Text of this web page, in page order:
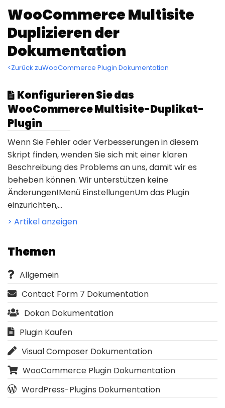
WooCommerce Multisite
Duplizieren der
Dokumentation
<Zurück zuWooCommerce Plugin Dokumentation
Konfigurieren Sie das
WooCommerce Multisite-Duplikat-
Plugin
Wenn Sie Fehler oder Verbesserungen in diesem
Skript finden, wenden Sie sich mit einer klaren
Beschreibung des Problems an uns, damit wir es
beheben können. Wir unterstützen keine
Änderungen!Menü EinstellungenUm das Plugin
einzurichten,...
> Artikel anzeigen
Themen
Allgemein
Contact Form 7 Dokumentation
Dokan Dokumentation
Plugin Kaufen
Visual Composer Dokumentation
WooCommerce Plugin Dokumentation
WordPress-Plugins Dokumentation